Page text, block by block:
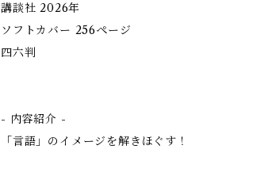
講談社 2026年
ソフトカバー 256ページ
四六判
- 内容紹介 -
「言語」のイメージを解きほぐす！